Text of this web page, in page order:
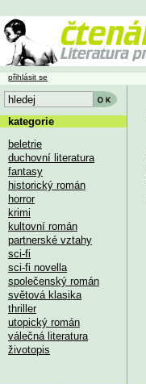
přihlásit se
kategorie
beletrie
duchovní literatura
fantasy
historický román
horror
krimi
kultovní román
partnerské vztahy
sci-fi
sci-fi novella
společenský román
světová klasika
thriller
utopický román
válečná literatura
životopis